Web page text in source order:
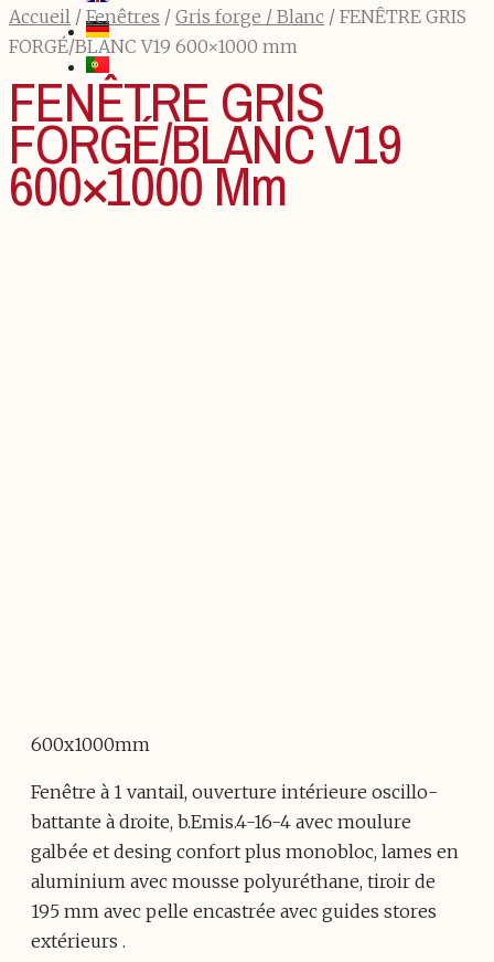
Accueil / Fenêtres / Gris forge / Blanc / FENÊTRE GRIS
FORGÉ/BLANC V19 600×1000 mm
FENÊTRE GRIS
FORGÉ/BLANC V19
600×1000 Mm
600x1000mm
Fenêtre à 1 vantail, ouverture intérieure oscillo-
battante à droite, b.Emis.4-16-4 avec moulure
galbée et desing confort plus monobloc, lames en
aluminium avec mousse polyuréthane, tiroir de
195 mm avec pelle encastrée avec guides stores
extérieurs .